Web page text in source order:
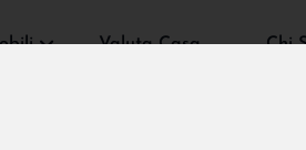
Valuta Casa Chi